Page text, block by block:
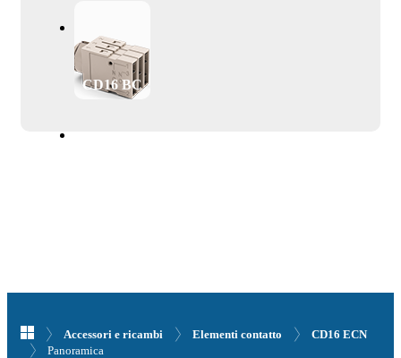
CD16 BC
Accessori e ricambi Elementi contatto
CD16 ECN
Panoramica